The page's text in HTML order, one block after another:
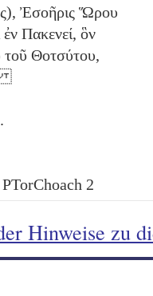
Ἐσοῆρις Ὥρου
ἐν Πακενεί, ὃν
Θοτσύτου,
2
Hinweise zu